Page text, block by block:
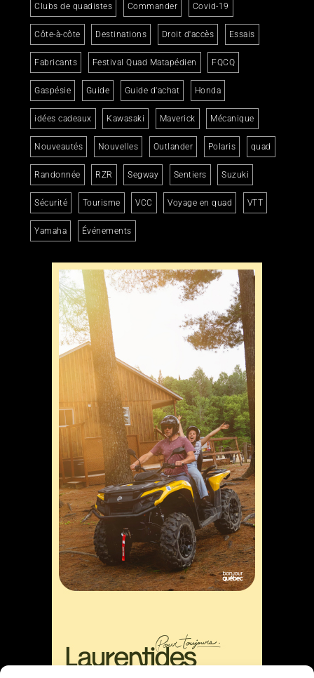
Clubs de quadistes Commander Covid-19
Côte-à-côte Destinations Droit d'accès Essais
Fabricants Festival Quad Matapédien FQCQ
Gaspésie Guide Guide d'achat Honda
idées cadeaux Kawasaki Maverick Mécanique
Nouveautés Nouvelles Outlander Polaris quad
Randonnée RZR Segway Sentiers Suzuki
Sécurité Tourisme VCC Voyage en quad VTT
Yamaha Événements